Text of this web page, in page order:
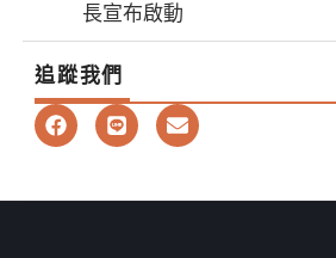
長宣布啟動
追蹤我們
F
a
b
L
i
E
n
l